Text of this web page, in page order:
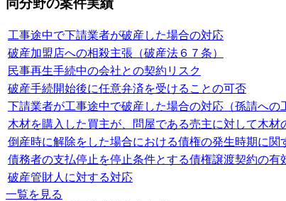
同分野の案件実績
工事途中で下請業者が破産した場合の対応
破産加盟店への相殺主張（破産法６７条）
民事再生手続中の会社との契約リスク
破産手続開始後に任意弁済を受けることの可否
下請業者が工事途中で破産した場合の対応（孫請への
木材を購入した買主が、問屋である売主に対して木材
倒産時に解除をした場合における債権の発生時期に関
債務者の支払停止を停止条件とする債権譲渡契約の有
破産管財人に対する対応
一覧を見る